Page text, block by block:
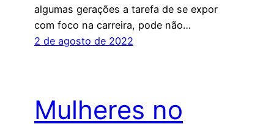
algumas gerações a tarefa de se expor
com foco na carreira, pode não…
2 de agosto de 2022
Mulheres no